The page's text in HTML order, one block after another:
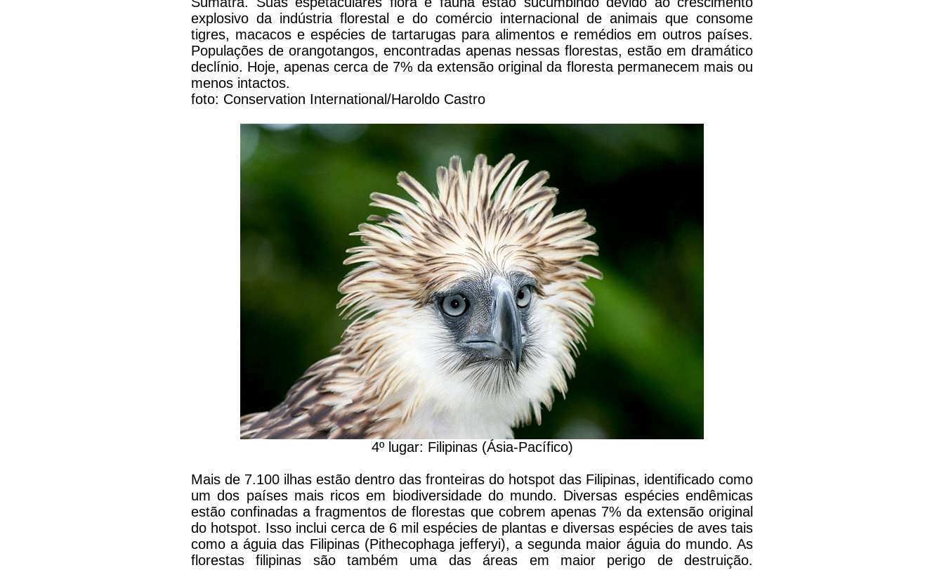
explosivo da indústria florestal e do comércio internacional de animais que consome
tigres, macacos e espécies de tartarugas para alimentos e remédios em outros países.
Populações de orangotangos, encontradas apenas nessas florestas, estão em dramático
declínio. Hoje, apenas cerca de 7% da extensão original da floresta permanecem mais ou
menos intactos.
foto: Conservation International/Haroldo Castro
4º lugar: Filipinas (Ásia-Pacífico)
Mais de 7.100 ilhas estão dentro das fronteiras do hotspot das Filipinas, identificado como
um dos países mais ricos em biodiversidade do mundo. Diversas espécies endêmicas
estão confinadas a fragmentos de florestas que cobrem apenas 7% da extensão original
do hotspot. Isso inclui cerca de 6 mil espécies de plantas e diversas espécies de aves tais
como a águia das Filipinas (Pithecophaga jefferyi), a segunda maior águia do mundo. As
florestas filipinas são também uma das áreas em maior perigo de destruição.